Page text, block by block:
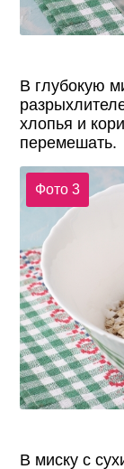
В глубокую
хлопья и
перемешать.
Фото 3
В миску с